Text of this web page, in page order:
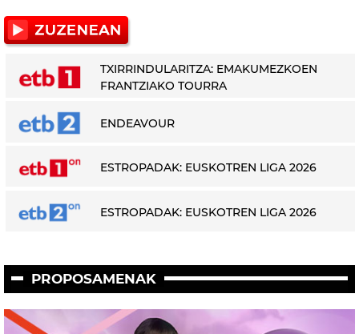
TXIRRINDULARITZA: EMAKUMEZKOEN
FRANTZIAKO TOURRA
ENDEAVOUR
ESTROPADAK: EUSKOTREN LIGA 2026
ESTROPADAK: EUSKOTREN LIGA 2026
PROPOSAMENAK